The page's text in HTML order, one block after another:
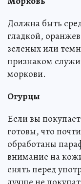
Должна быть
гладкой,
зеленых или
признаком
моркови.
Огурцы
Если вы
готовы, что
обработаны
внимание на
снять перед